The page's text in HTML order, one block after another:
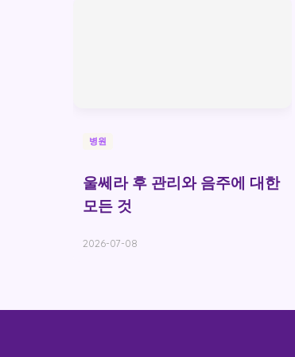
병원
울쎄라 후 관리와 음주에 대한
모든 것
2026-07-08